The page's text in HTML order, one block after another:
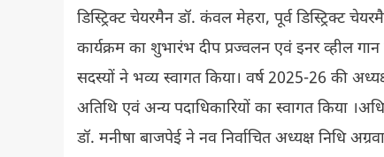
डिस्ट्रिक्ट चेयरमैन डॉ. कंवल मेहरा, पूर्व डिस्ट्रिक्ट
कार्यक्रम का शुभारंभ दीप प्रज्वलन एवं इनर व्हील
सदस्यों ने भव्य स्वागत किया। वर्ष 2025-26 की
अतिथि एवं अन्य पदाधिकारियों का स्वागत किया
डॉ. मनीषा बाजपेई ने नव निर्वाचित अध्यक्ष निधि